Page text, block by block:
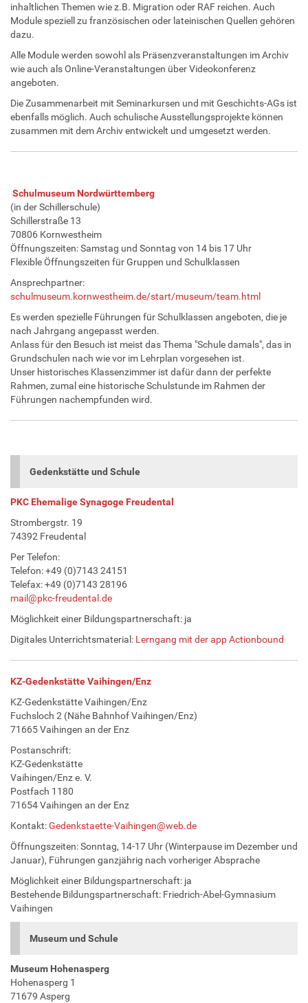
inhaltlichen Themen wie z.B. Migration oder RAF reichen. Auch
Module speziell zu französischen oder lateinischen Quellen gehören
dazu.
Alle Module werden sowohl als Präsenzveranstaltungen im Archiv
wie auch als Online-Veranstaltungen über Videokonferenz
angeboten.
Die Zusammenarbeit mit Seminarkursen und mit Geschichts-AGs ist
ebenfalls möglich. Auch schulische Ausstellungsprojekte können
zusammen mit dem Archiv entwickelt und umgesetzt werden.
Schulmuseum Nordwürttemberg
(in der Schillerschule)
Schillerstraße 13
70806 Kornwestheim
Öffnungszeiten: Samstag und Sonntag von 14 bis 17 Uhr
Flexible Öffnungszeiten für Gruppen und Schulklassen
Ansprechpartner:
schulmuseum.kornwestheim.de/start/museum/team.html
Es werden spezielle Führungen für Schulklassen angeboten, die je
nach Jahrgang angepasst werden.
Anlass für den Besuch ist meist das Thema "Schule damals", das in
Grundschulen nach wie vor im Lehrplan vorgesehen ist.
Unser historisches Klassenzimmer ist dafür dann der perfekte
Rahmen, zumal eine historische Schulstunde im Rahmen der
Führungen nachempfunden wird.
Gedenkstätte und Schule
PKC Ehemalige Synagoge Freudental
Strombergstr. 19
74392 Freudental
Per Telefon:
Telefon: +49 (0)7143 24151
Telefax: +49 (0)7143 28196
mail@pkc-freudental.de
Möglichkeit einer Bildungspartnerschaft: ja
Digitales Unterrichtsmaterial: Lerngang mit der app Actionbound
KZ-Gedenkstätte Vaihingen/Enz
KZ-Gedenkstätte Vaihingen/Enz
Fuchsloch 2 (Nähe Bahnhof Vaihingen/Enz)
71665 Vaihingen an der Enz
Postanschrift:
KZ-Gedenkstätte
Vaihingen/Enz e. V.
Postfach 1180
71654 Vaihingen an der Enz
Kontakt:Gedenkstaette-Vaihingen@web.de
Öffnungszeiten: Sonntag, 14-17 Uhr (Winterpause im Dezember und
Januar), Führungen ganzjährig nach vorheriger Absprache
Möglichkeit einer Bildungspartnerschaft: ja
Bestehende Bildungspartnerschaft: Friedrich-Abel-Gymnasium
Vaihingen
Museum und Schule
Museum Hohenasperg
Hohenasperg 1
71679 Asperg